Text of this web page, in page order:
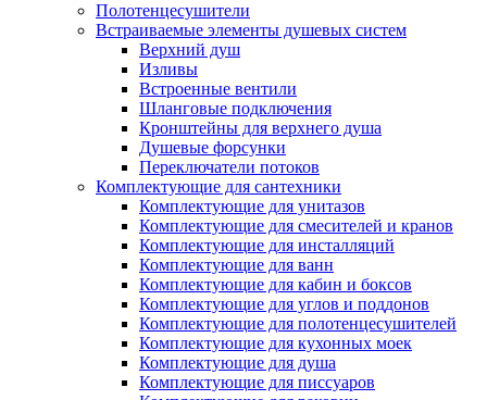
Полотенцесушители
Встраиваемые элементы душевых систем
Верхний душ
Изливы
Встроенные вентили
Шланговые подключения
Кронштейны для верхнего душа
Душевые форсунки
Переключатели потоков
Комплектующие для сантехники
Комплектующие для унитазов
Комплектующие для смесителей и кранов
Комплектующие для инсталляций
Комплектующие для ванн
Комплектующие для кабин и боксов
Комплектующие для углов и поддонов
Комплектующие для полотенцесушителей
Комплектующие для кухонных моек
Комплектующие для душа
Комплектующие для писсуаров